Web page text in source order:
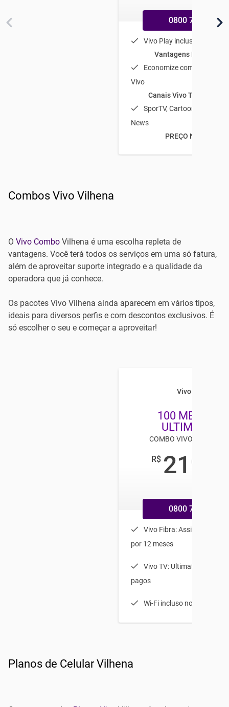
0800 770 9800
Vivo Play incluso
Vantagens Plano Vivo
Economize com a TV por
Vivo
Canais Vivo TV em
SporTV, Cartoon Network
News
PREÇO NO COMBO
Combos Vivo Vilhena
O Vivo Combo Vilhena é uma escolha repleta de
vantagens. Você terá todos os serviços em uma só fatura,
além de aproveitar suporte integrado e a qualidade da
operadora que já conhece.
Os pacotes Vivo Vilhena ainda aparecem em vários tipos,
ideais para diversos perfis e com descontos exclusivos. É
só escolher o seu e começar a aproveitar!
Vivo Combo
100 MEGA +
ULTIMATE
COMBO VIVO TV E
R$ 219
0800 770 9800
Vivo Fibra: Assine 50 e
por 12 meses
Vivo TV: Ultimate HD, com
pagos
Wi-Fi incluso no Vivo
Planos de Celular Vilhena